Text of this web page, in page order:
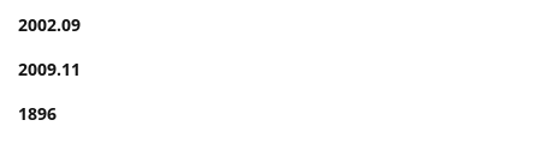
2002.09
2009.11
1896